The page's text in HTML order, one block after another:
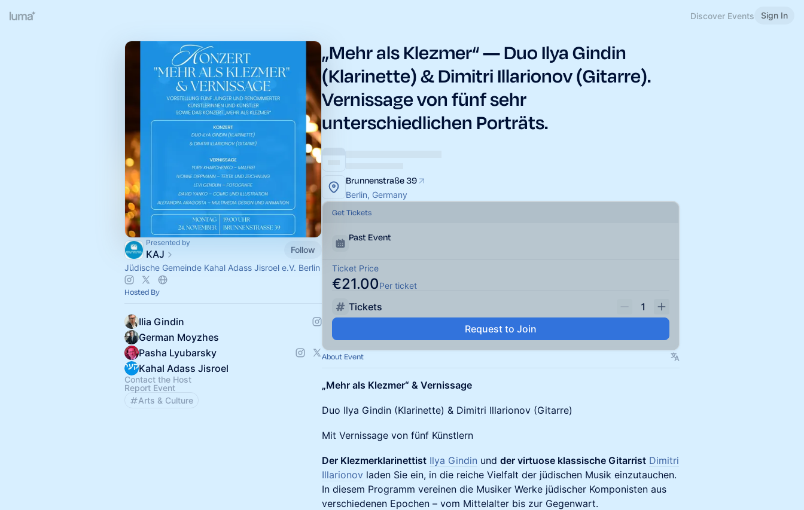
Discover Events Sign In
Presented by
KAJ
Follow
Jüdische Gemeinde Kahal Adass Jisroel e.V. Berlin
Hosted By
Ilia Gindin
German Moyzhes
Pasha Lyubarsky
Kahal Adass Jisroel
Contact the Host
Report Event
Arts & Culture
„Mehr als Klezmer“ — Duo Ilya Gindin
(Klarinette) & Dimitri Illarionov (Gitarre).
Vernissage von fünf sehr
unterschiedlichen Porträts.
Brunnenstraße 39
Berlin, Germany
Get Tickets
Past Event
Ticket Price
€21.00Per ticket
Tickets
1
Request to Join
About Event
„Mehr als Klezmer“ & Vernissage
Duo Ilya Gindin (Klarinette) & Dimitri Illarionov (Gitarre)
Mit Vernissage von fünf Künstlern
Der Klezmerklarinettist Ilya Gindin und der virtuose klassische Gitarrist Dimitri
Illarionov laden Sie ein, in die reiche Vielfalt der jüdischen Musik einzutauchen.
In diesem Programm vereinen die Musiker Werke jüdischer Komponisten aus
verschiedenen Epochen – vom Mittelalter bis zur Gegenwart.